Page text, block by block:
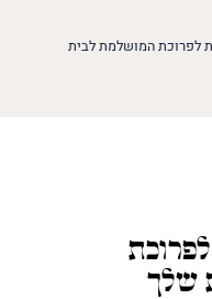
לפרוכת המושלמת לבית
שלך